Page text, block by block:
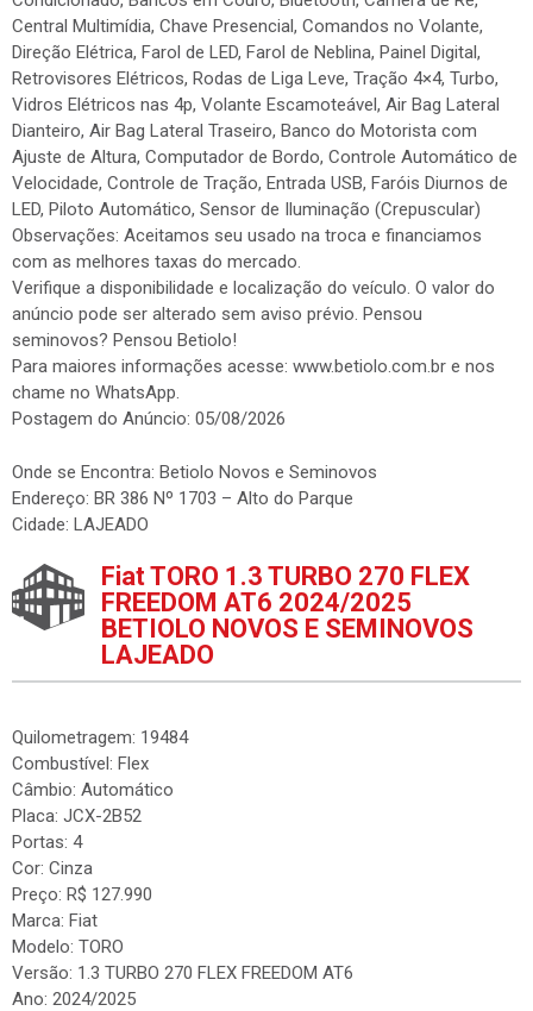
Central Multimídia, Chave Presencial, Comandos no Volante,
Direção Elétrica, Farol de LED, Farol de Neblina, Painel Digital,
Retrovisores Elétricos, Rodas de Liga Leve, Tração 4×4, Turbo,
Vidros Elétricos nas 4p, Volante Escamoteável, Air Bag Lateral
Dianteiro, Air Bag Lateral Traseiro, Banco do Motorista com
Ajuste de Altura, Computador de Bordo, Controle Automático de
Velocidade, Controle de Tração, Entrada USB, Faróis Diurnos de
LED, Piloto Automático, Sensor de Iluminação (Crepuscular)
Observações: Aceitamos seu usado na troca e financiamos
com as melhores taxas do mercado.
Verifique a disponibilidade e localização do veículo. O valor do
anúncio pode ser alterado sem aviso prévio. Pensou
seminovos? Pensou Betiolo!
Para maiores informações acesse: www.betiolo.com.br e nos
chame no WhatsApp.
Postagem do Anúncio: 05/08/2026
Onde se Encontra: Betiolo Novos e Seminovos
Endereço: BR 386 Nº 1703 – Alto do Parque
Cidade: LAJEADO
Fiat TORO 1.3 TURBO 270 FLEX
FREEDOM AT6 2024/2025
BETIOLO NOVOS E SEMINOVOS
LAJEADO
Quilometragem: 19484
Combustível: Flex
Câmbio: Automático
Placa: JCX-2B52
Portas: 4
Cor: Cinza
Preço: R$ 127.990
Marca: Fiat
Modelo: TORO
Versão: 1.3 TURBO 270 FLEX FREEDOM AT6
Ano: 2024/2025